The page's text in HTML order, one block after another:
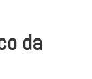
da